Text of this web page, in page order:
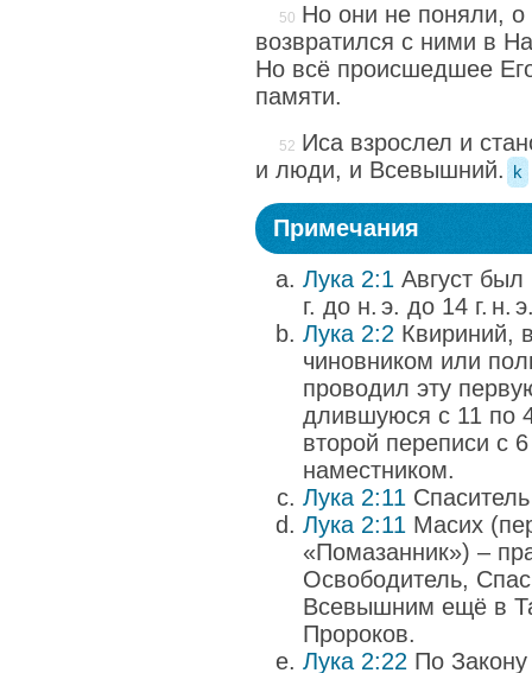
Но они не поняли,
возвратился с ними в
Но всё происшедшее
памяти.
Иса взрослел и
и люди, и Всевышний.
k
Примечания
Лука 2:1 Август
г. до н. э. до 14 г. н.
Лука 2:2 Квириний,
чиновником или
проводил эту
длившуюся с 11 по
второй переписи с
наместником.
Лука 2:11
Лука 2:11 Масих
«Помазанник») –
Освободитель,
Всевышним ещё в
Пророков.
Лука 2:22 По